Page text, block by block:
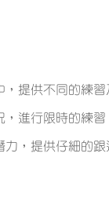
，提供不同的練
，進行限時的練習
力，提供仔細的